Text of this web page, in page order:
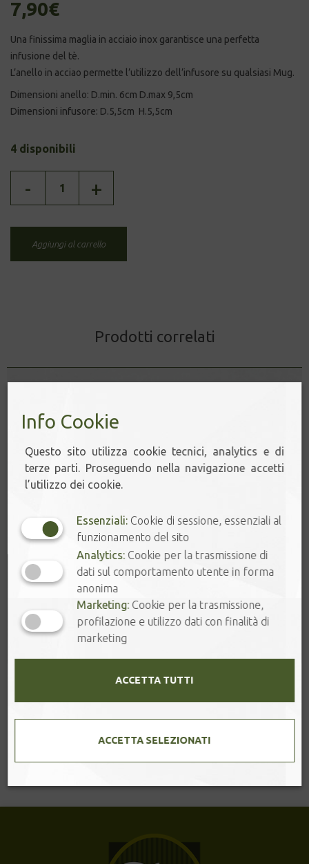
7,90€
Una finissima maglia in acciaio inox garantisce una perfetta
infusione del tè.
L’anello in acciao permette l’utilizzo dell’infusore su qualsiasi Mug.
Dimensioni anello: D.min. 6cm D.max 9,5cm
Dimensioni infusore: D.5,5cm H.5,5cm
4 disponibili
quantità
- +
Aggiungi al carrello
Prodotti correlati
Info Cookie
Questo sito utilizza cookie tecnici, analytics e di
terze parti. Proseguendo nella navigazione accetti
l’utilizzo dei cookie.
Essenziali: Cookie di sessione, essenziali al
funzionamento del sito
Analytics: Cookie per la trasmissione di
dati sul comportamento utente in forma
anonima
Marketing: Cookie per la trasmissione,
profilazione e utilizzo dati con finalità di
marketing
ACCETTA TUTTI
ACCETTA SELEZIONATI